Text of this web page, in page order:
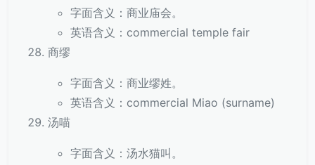
字面含义：商业庙会。
英语含义：commercial temple fair
商缪
字面含义：商业缪姓。
英语含义：commercial Miao (surname)
汤喵
字面含义：汤水猫叫。